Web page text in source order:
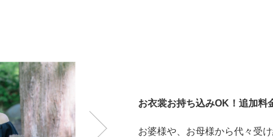
お衣裳お持ち込みOK！追加料
お婆様や、お母様から代々受